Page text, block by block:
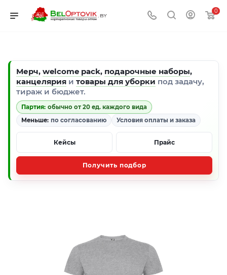
0
Мерч, welcome pack, подарочные наборы,
канцелярия и товары для уборки под задачу,
тираж и бюджет.
Партия: обычно от 20 ед. каждого вида
Меньше: по согласованию Условия оплаты и заказа
Кейсы Прайс
Получить подбор